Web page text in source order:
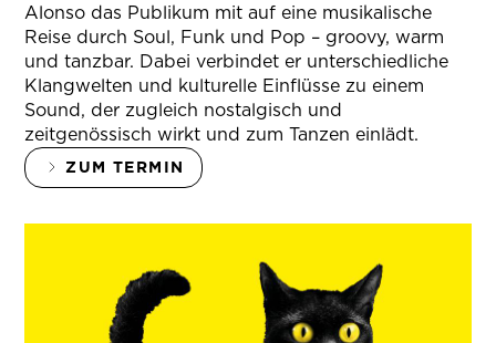
Alonso das Publikum mit auf eine musikalische
Reise durch Soul, Funk und Pop – groovy, warm
und tanzbar. Dabei verbindet er unterschiedliche
Klangwelten und kulturelle Einflüsse zu einem
Sound, der zugleich nostalgisch und
zeitgenössisch wirkt und zum Tanzen einlädt.
ZUM TERMIN